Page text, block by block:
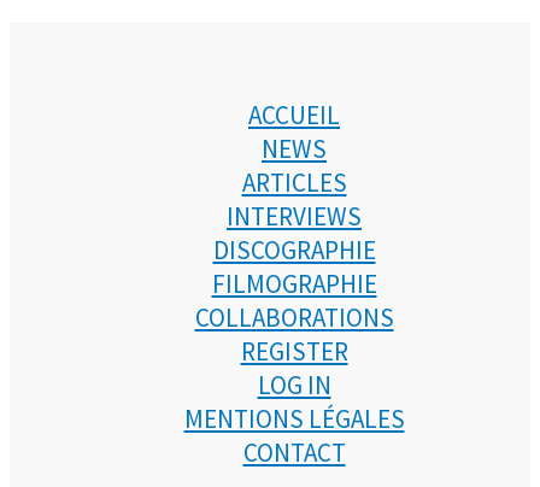
ACCUEIL
NEWS
ARTICLES
INTERVIEWS
DISCOGRAPHIE
FILMOGRAPHIE
COLLABORATIONS
REGISTER
LOG IN
MENTIONS LÉGALES
CONTACT